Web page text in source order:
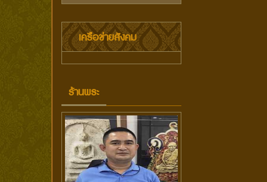
เครือข่ายสังคม
ร้านพระ